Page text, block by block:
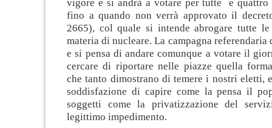
vigore e si andrà a votare per tutte e quattro
fino a quando non verrà approvato il
2665), col quale si intende abrogare tutte
materia di nucleare. La campagna
e si pensa di andare comunque a votare il
cercare di riportare nelle piazze quella
che tanto dimostrano di temere i nostri eletti,
soddisfazione di capire come la pensa il
soggetti come la privatizzazione del
legittimo impedimento.